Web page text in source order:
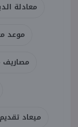
معادلة
موعد
مصاريف
ميعاد تقديم